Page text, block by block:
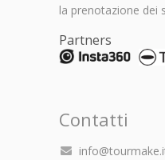
la prenotazione dei
Partners
Contatti